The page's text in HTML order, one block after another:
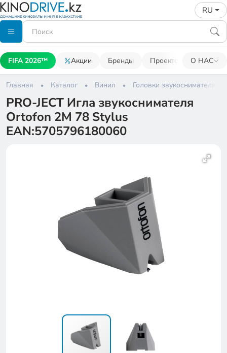
RU
FIFA 2026™ Акции Бренды Проекторы О НАС
Главная Каталог Винил Головки звукоснимателя
PRO-JECT Игла звукоснимателя
Ortofon 2M 78 Stylus
EAN:5705796180060